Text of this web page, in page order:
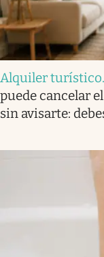
Alquiler turístico.
puede cancelar
sin avisarte: